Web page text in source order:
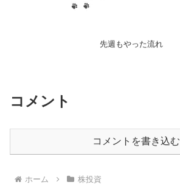
先週もやった流れ
コメント
コメントを書き込む
ホーム 株投資